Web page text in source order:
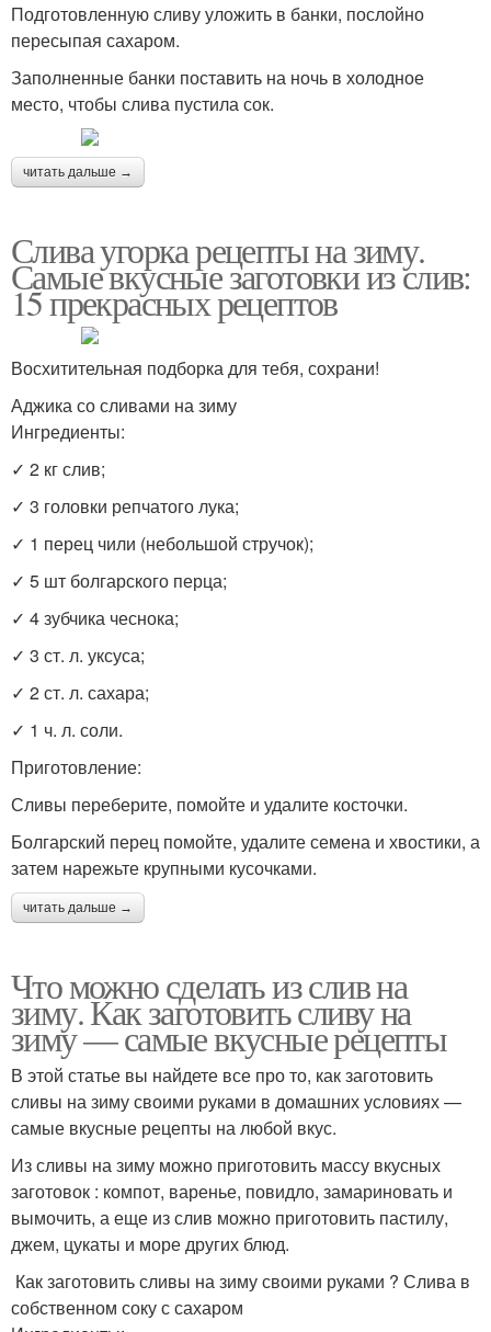
Подготовленную сливу уложить в банки, послойно
пересыпая сахаром.
Заполненные банки поставить на ночь в холодное
место, чтобы слива пустила сок.
читать дальше →
Слива угорка рецепты на зиму.
Самые вкусные заготовки из слив:
15 прекрасных рецептов
Восхитительная подборка для тебя, сохрани!
Аджика со сливами на зиму
Ингредиенты:
✓ 2 кг слив;
✓ 3 головки репчатого лука;
✓ 1 перец чили (небольшой стручок);
✓ 5 шт болгарского перца;
✓ 4 зубчика чеснока;
✓ 3 ст. л. уксуса;
✓ 2 ст. л. сахара;
✓ 1 ч. л. соли.
Приготовление:
Сливы переберите, помойте и удалите косточки.
Болгарский перец помойте, удалите семена и хвостики, а
затем нарежьте крупными кусочками.
читать дальше →
Что можно сделать из слив на
зиму. Как заготовить сливу на
зиму — самые вкусные рецепты
В этой статье вы найдете все про то, как заготовить
сливы на зиму своими руками в домашних условиях —
самые вкусные рецепты на любой вкус.
Из сливы на зиму можно приготовить массу вкусных
заготовок : компот, варенье, повидло, замариновать и
вымочить, а еще из слив можно приготовить пастилу,
джем, цукаты и море других блюд.
Как заготовить сливы на зиму своими руками ? Слива в
собственном соку с сахаром